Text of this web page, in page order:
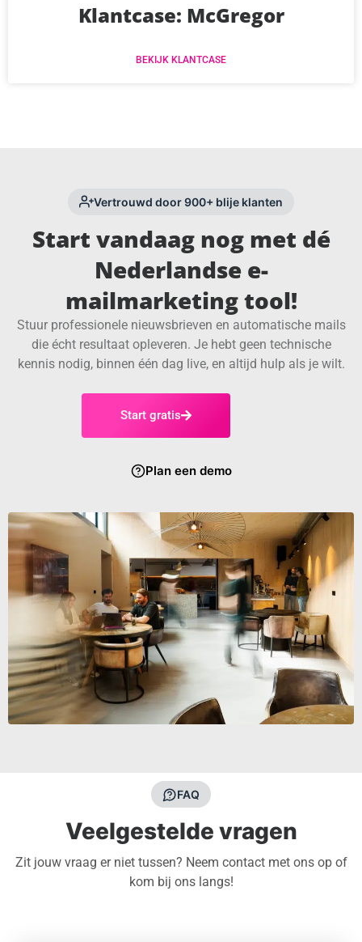
Klantcase: McGregor
BEKIJK KLANTCASE
Vertrouwd door 900+ blije klanten
Start vandaag nog met dé
Nederlandse e-
mailmarketing tool!
Stuur professionele nieuwsbrieven en automatische mails
die écht resultaat opleveren. Je hebt geen technische
kennis nodig, binnen één dag live, en altijd hulp als je wilt.
Start gratis
Plan een demo
FAQ
Veelgestelde vragen
Zit jouw vraag er niet tussen? Neem contact met ons op of
kom bij ons langs!